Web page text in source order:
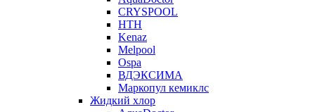
CRYSPOOL
HTH
Kenaz
Melpool
Ospa
ВДЭКСИМА
Маркопул кемиклс
Жидкий хлор